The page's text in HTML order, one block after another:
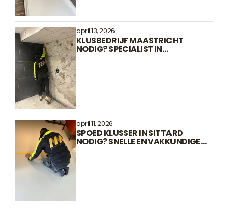
april 13, 2026
KLUSBEDRIJF MAASTRICHT
NODIG? SPECIALIST IN
april 11, 2026
SPOED KLUSSER IN SITTARD
NODIG? SNELLE EN VAKKUNDIGE